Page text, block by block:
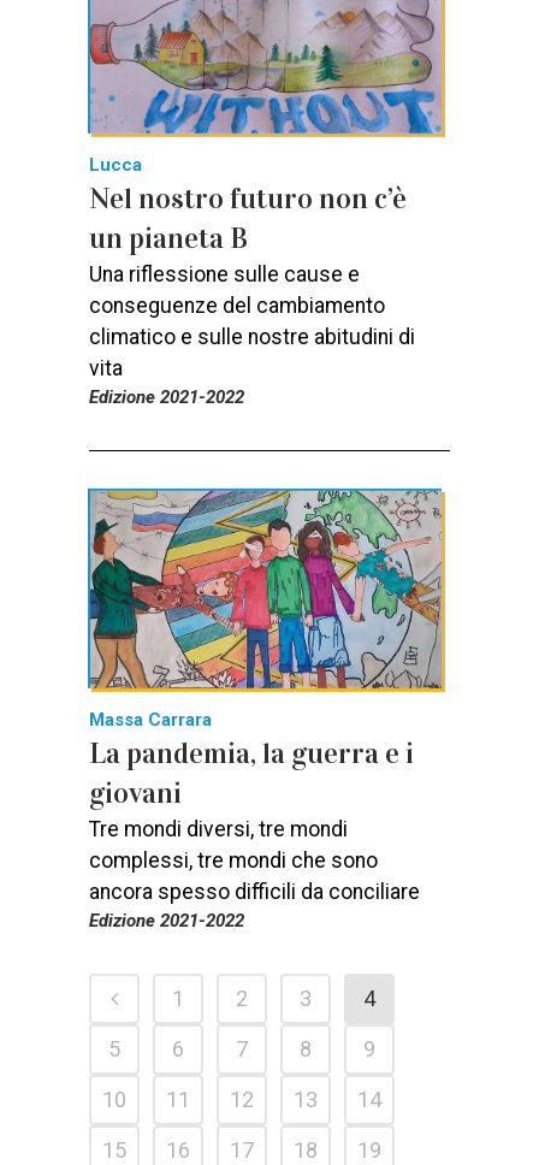
Lucca
Nel nostro futuro non c’è
un pianeta B
Una riflessione sulle cause e
conseguenze del cambiamento
climatico e sulle nostre abitudini di
vita
Edizione 2021-2022
Massa Carrara
La pandemia, la guerra e i
giovani
Tre mondi diversi, tre mondi
complessi, tre mondi che sono
ancora spesso difficili da conciliare
Edizione 2021-2022
1 2 3
4
5
6 7 8
9
10
11 12 13
14
15
16 17 18
19